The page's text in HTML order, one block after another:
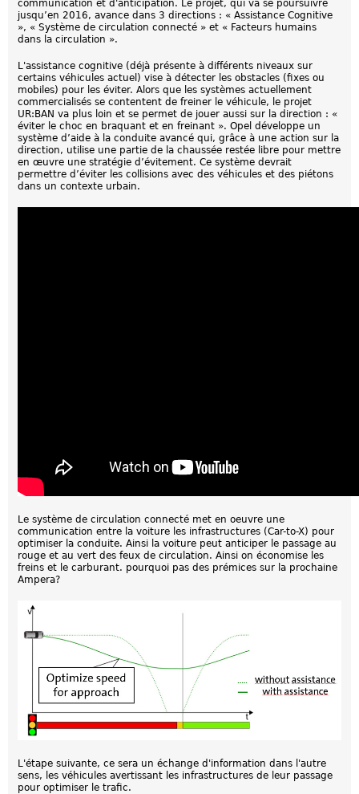
communication et d'anticipation. Le projet, qui va se poursuivre
jusqu’en 2016, avance dans 3 directions : « Assistance Cognitive
», « Système de circulation connecté » et « Facteurs humains
dans la circulation ».
L'assistance cognitive (déjà présente à différents niveaux sur
certains véhicules actuel) vise à détecter les obstacles (fixes ou
mobiles) pour les éviter. Alors que les systèmes actuellement
commercialisés se contentent de freiner le véhicule, le projet
UR:BAN va plus loin et se permet de jouer aussi sur la direction : «
éviter le choc en braquant et en freinant ». Opel développe un
système d’aide à la conduite avancé qui, grâce à une action sur la
direction, utilise une partie de la chaussée restée libre pour mettre
en œuvre une stratégie d’évitement. Ce système devrait
permettre d’éviter les collisions avec des véhicules et des piétons
dans un contexte urbain.
Le système de circulation connecté met en oeuvre une
communication entre la voiture les infrastructures (Car-to-X) pour
optimiser la conduite. Ainsi la voiture peut anticiper le passage au
rouge et au vert des feux de circulation. Ainsi on économise les
freins et le carburant. pourquoi pas des prémices sur la prochaine
Ampera?
L'étape suivante, ce sera un échange d'information dans l'autre
sens, les véhicules avertissant les infrastructures de leur passage
pour optimiser le trafic.